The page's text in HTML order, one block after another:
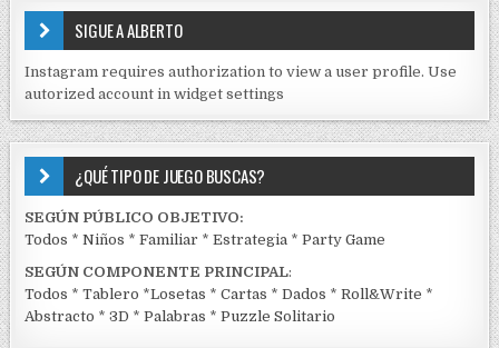
E
J
C
K
SIGUE A ALBERTO
Instagram requires authorization to view a user profile. Use
autorized account in widget settings
¿QUÉ TIPO DE JUEGO BUSCAS?
SEGÚN PÚBLICO OBJETIVO:
Todos *Niños *Familiar *Estrategia *Party Game
SEGÚN COMPONENTE PRINCIPAL:
Todos *Tablero *Losetas *Cartas *Dados *Roll&Write *
Abstracto *3D *Palabras *Puzzle Solitario